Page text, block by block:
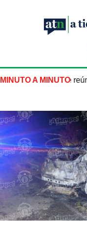
MINUTO A MINUTO
en EU se reúne